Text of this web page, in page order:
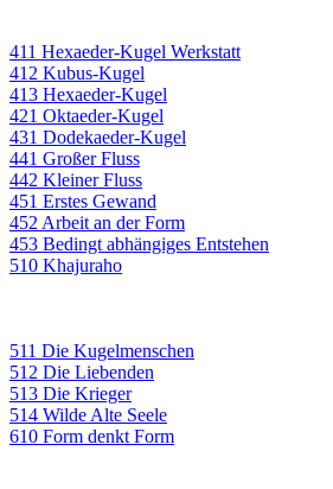
411 Hexaeder-Kugel Werkstatt
412 Kubus-Kugel
413 Hexaeder-Kugel
421 Oktaeder-Kugel
431 Dodekaeder-Kugel
441 Großer Fluss
442 Kleiner Fluss
451 Erstes Gewand
452 Arbeit an der Form
453 Bedingt abhängiges Entstehen
510 Khajuraho
511 Die Kugelmenschen
512 Die Liebenden
513 Die Krieger
514 Wilde Alte Seele
610 Form denkt Form